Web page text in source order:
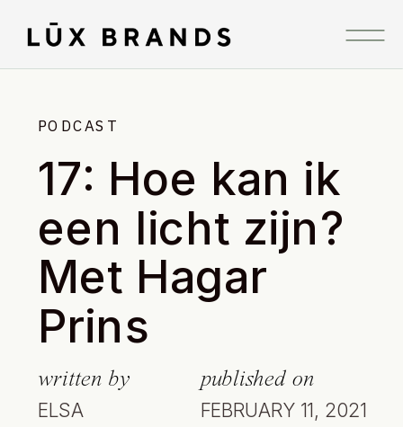
PODCAST
17: Hoe kan ik
een licht zijn?
Met Hagar
Prins
written by
ELSA
published on
FEBRUARY 11, 2021